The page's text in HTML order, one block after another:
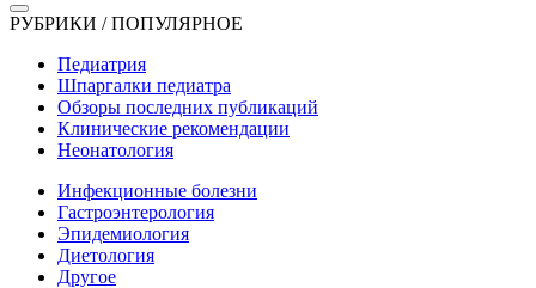
РУБРИКИ / ПОПУЛЯРНОЕ
Педиатрия
Шпаргалки педиатра
Обзоры последних публикаций
Клинические рекомендации
Неонатология
Инфекционные болезни
Гастроэнтерология
Эпидемиология
Диетология
Другое